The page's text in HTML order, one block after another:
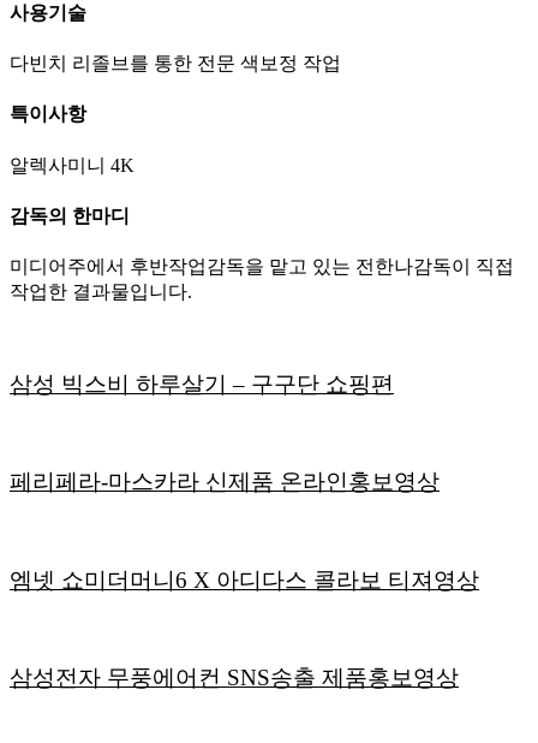
사용기술
다빈치 리졸브를 통한 전문 색보정 작업
특이사항
알렉사미니 4K
감독의 한마디
미디어주에서 후반작업감독을 맡고 있는 전한나감독이 직접
작업한 결과물입니다.
삼성 빅스비 하루살기 – 구구단 쇼핑편
페리페라-마스카라 신제품 온라인홍보영상
엠넷 쇼미더머니6 X 아디다스 콜라보 티져영상
삼성전자 무풍에어컨 SNS송출 제품홍보영상